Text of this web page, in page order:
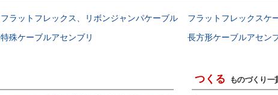
フラットフレックス、リボンジャンパケーブル フラットフレックスケ
特殊ケーブルアセンブリ 長方形ケーブルアセン
つくる ものづくり一